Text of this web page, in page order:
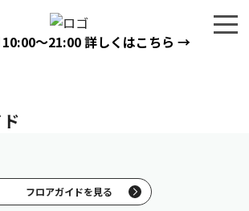
10:00〜21:00詳しくはこちら →
フロアガイドを見る